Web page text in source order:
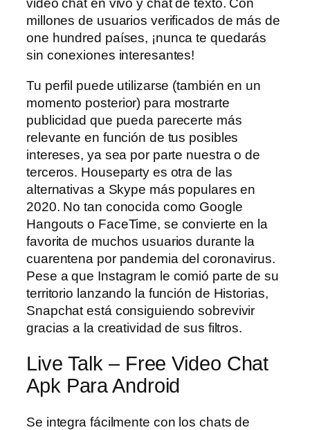
video chat en vivo y chat de texto. Con
millones de usuarios verificados de más de
one hundred países, ¡nunca te quedarás
sin conexiones interesantes!
Tu perfil puede utilizarse (también en un
momento posterior) para mostrarte
publicidad que pueda parecerte más
relevante en función de tus posibles
intereses, ya sea por parte nuestra o de
terceros. Houseparty es otra de las
alternativas a Skype más populares en
2020. No tan conocida como Google
Hangouts o FaceTime, se convierte en la
favorita de muchos usuarios durante la
cuarentena por pandemia del coronavirus.
Pese a que Instagram le comió parte de su
territorio lanzando la función de Historias,
Snapchat está consiguiendo sobrevivir
gracias a la creatividad de sus filtros.
Live Talk – Free Video Chat
Apk Para Android
Se integra fácilmente con los chats de